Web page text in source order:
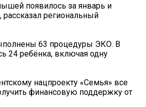
появилось за январь и
региональный
63 процедуры ЭКО. В
24 ребёнка, включая одну
нацпроекту «Семья» все
финансовую поддержку от